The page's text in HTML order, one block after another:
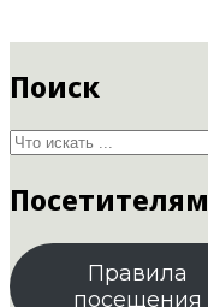
Поиск
Посетителям
Правила
посещения